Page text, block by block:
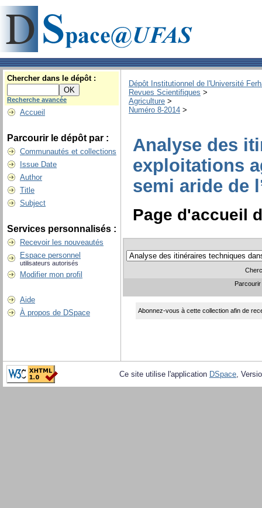
Chercher dans le dépôt :
Recherche avancée
Accueil
Parcourir le dépôt par :
Communautés et collections
Issue Date
Author
Title
Subject
Services personnalisés :
Recevoir les nouveautés
Espace personnel
utilisateurs autorisés
Modifier mon profil
Aide
À propos de DSpace
Dépôt Institutionnel de l'Université
Revues Scientifiques >
Agriculture >
Numéro 8-2014 >
Analyse des
exploitations
semi aride de
Page d'accueil
Abonnez-vous à cette collection afin de
Ce site utilise l'application DSpace,